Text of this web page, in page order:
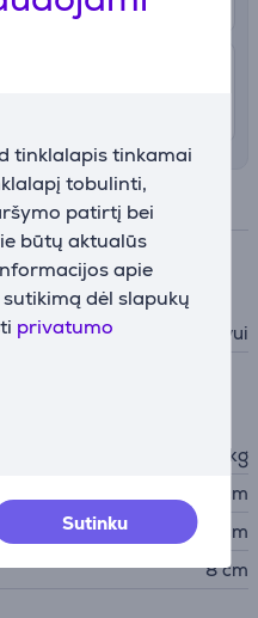
tinklalapis tinkamai
tobulinti,
patirtį bei
būtų aktualūs
apie
dėl slapukų
privatumo
Sutinku
Džiovintuvui
0,971 kg
7,6 cm
48,3 cm
8 cm